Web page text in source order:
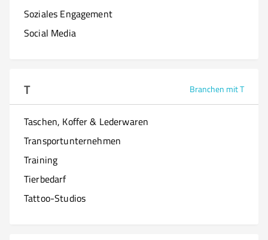
Soziales Engagement
Social Media
T Branchen mit T
Taschen, Koffer & Lederwaren
Transportunternehmen
Training
Tierbedarf
Tattoo-Studios